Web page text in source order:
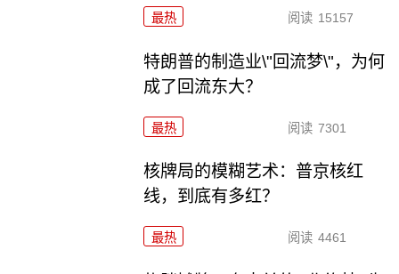
最热 阅读 15157
特朗普的制造业\"回流梦\"，为何
成了回流东大？
最热 阅读 7301
核牌局的模糊艺术：普京核红
线，到底有多红？
最热 阅读 4461